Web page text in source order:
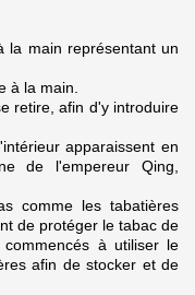
la main représentant un
à la main.
retire, afin d'y introduire
apparaissent en
de l'empereur Qing,
comme les tabatières
de protéger le tabac de
à utiliser le
afin de stocker et de